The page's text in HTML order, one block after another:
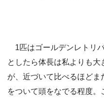
1匹はゴールデンレトリ
としたら体長は私よりも
が、近づいて比べるほどま
をついて頭をなでる程度。